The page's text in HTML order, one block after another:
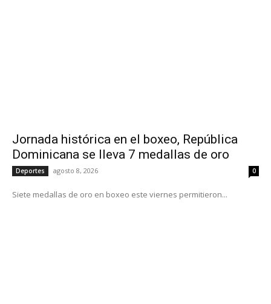
Jornada histórica en el boxeo, República
Dominicana se lleva 7 medallas de oro
Deportes agosto 8, 2026 0
Siete medallas de oro en boxeo este viernes permitieron...